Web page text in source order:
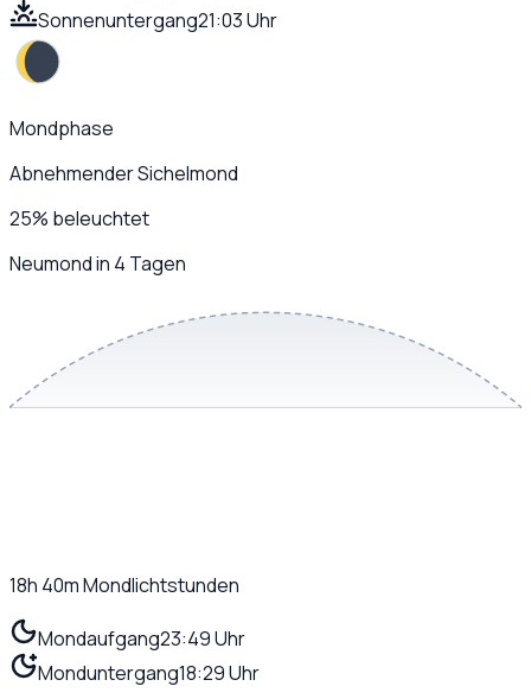
Sonnenuntergang21:03 Uhr
Mondphase
Abnehmender Sichelmond
25% beleuchtet
Neumond in 4 Tagen
18h 40mMondlichtstunden
Mondaufgang23:49 Uhr
Monduntergang18:29 Uhr